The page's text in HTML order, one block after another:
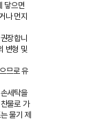
닿으면
나 먼지
장합니
변형 및
므로 유
세탁을
물로 가
물기 제